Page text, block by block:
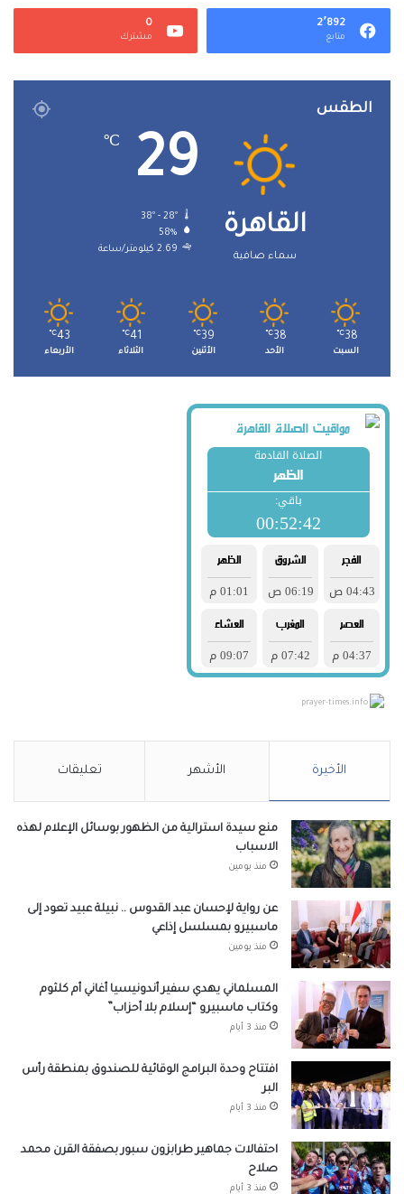
2٬892
متابع
0
مشترك
الطقس
القاهرة
سماء صافية
29
℃
38º - 28º
58%
2.69 كيلومتر/ساعة
38
℃
السبت
38
℃
الأحد
39
℃
الأثنين
41
℃
الثلاثاء
43
℃
الأربعاء
prayer-times.info
الأخيرة الأشهر تعليقات
منع سيدة استرالية من الظهور بوسائل الإعلام لهذه
الاسباب
منذ يومين
عن رواية لإحسان عبد القدوس .. نبيلة عبيد تعود إلى
ماسبيرو بمسلسل إذاعي
منذ يومين
المسلماني يهدي سفير أندونيسيا أغاني أم كلثوم
وكتاب ماسبيرو “إسلام بلا أحزاب”
منذ 3 أيام
افتتاح وحدة البرامج الوقائية للصندوق بمنطقة رأس
البر
منذ 3 أيام
احتفالات جماهير طرابزون سبور بصفقة القرن محمد
صلاح
منذ 3 أيام